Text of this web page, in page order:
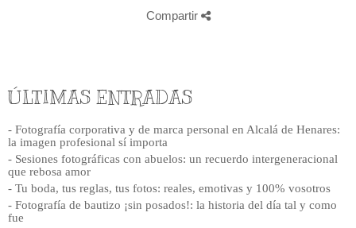
Compartir
ÚLTIMAS ENTRADAS
- Fotografía corporativa y de marca personal en Alcalá de Henares:
la imagen profesional sí importa
- Sesiones fotográficas con abuelos: un recuerdo intergeneracional
que rebosa amor
- Tu boda, tus reglas, tus fotos: reales, emotivas y 100% vosotros
- Fotografía de bautizo ¡sin posados!: la historia del día tal y como
fue